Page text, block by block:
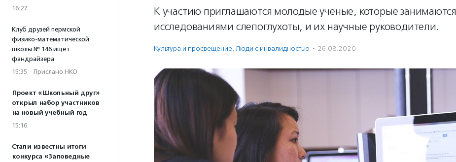
16:27
Клуб друзей пермской
физико-математической
школы № 146 ищет
фандрайзера
15:35 · Прислано НКО
Проект «Школьный друг»
открыл набор участников
на новый учебный год
15:16
Стали известны итоги
конкурса «Заповедные
К участию приглашаются молодые ученые, которые занимаются
исследованиями слепоглухоты, и их научные руководители.
Культура и просвещение, Люди с инвалидностью · 26.08.2020